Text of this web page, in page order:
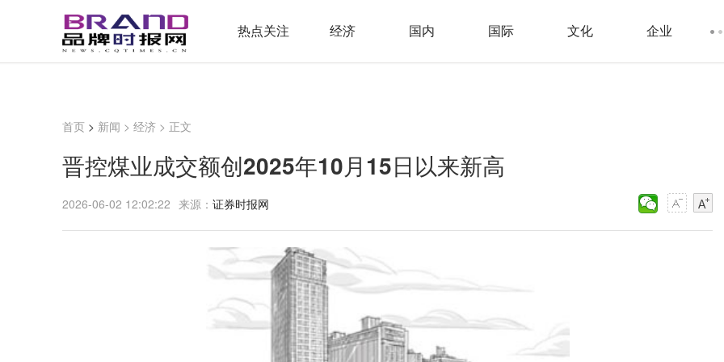
热点关注 经济 国内 国际 文化 企业
首页 > 新闻 > 经济 > 正文
晋控煤业成交额创2025年10月15日以来新高
2026-06-02 12:02:22 来源： 证券时报网